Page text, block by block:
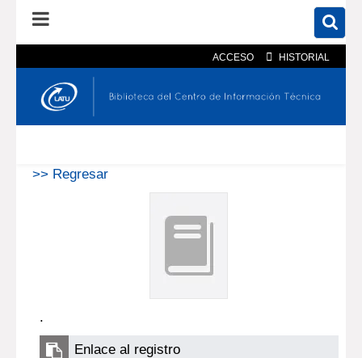
ACCESO HISTORIAL
En el catálogo En el sitio
>> Regresar
.
Enlace al registro